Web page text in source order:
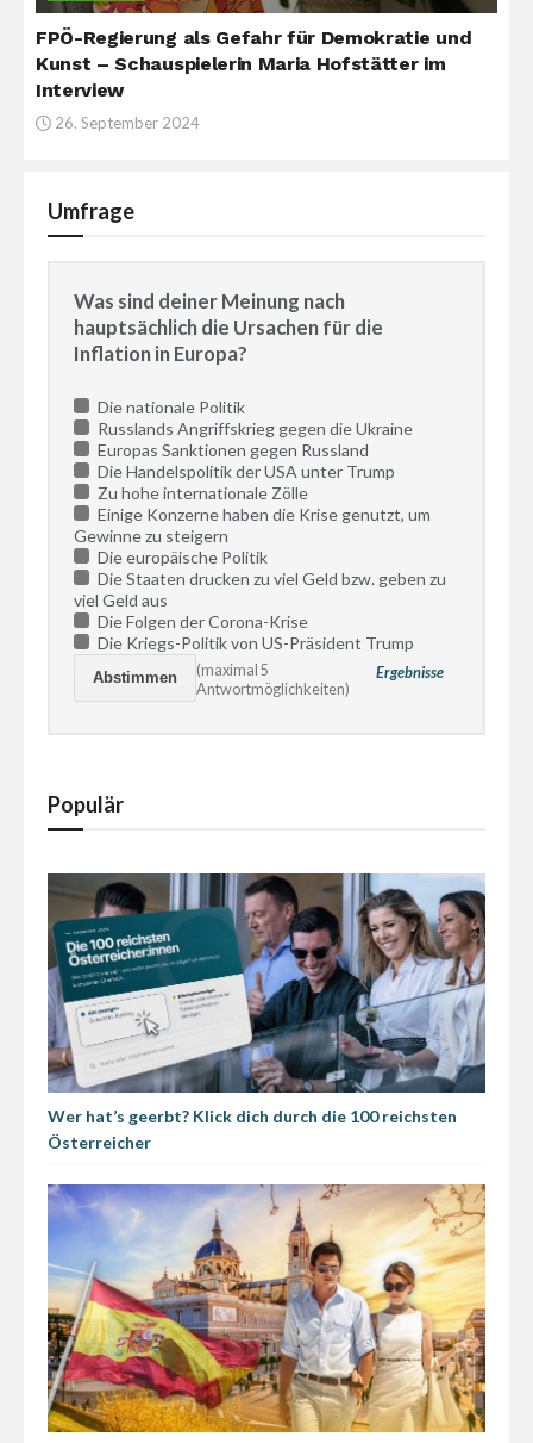
FPÖ-Regierung als Gefahr für Demokratie und
Kunst – Schauspielerin Maria Hofstätter im
Interview
26. September 2024
Umfrage
Was sind deiner Meinung nach
hauptsächlich die Ursachen für die
Inflation in Europa?
Die nationale Politik
Russlands Angriffskrieg gegen die Ukraine
Europas Sanktionen gegen Russland
Die Handelspolitik der USA unter Trump
Zu hohe internationale Zölle
Einige Konzerne haben die Krise genutzt, um
Gewinne zu steigern
Die europäische Politik
Die Staaten drucken zu viel Geld bzw. geben zu
viel Geld aus
Die Folgen der Corona-Krise
Die Kriegs-Politik von US-Präsident Trump
Ergebnisse
(maximal 5
Antwortmöglichkeiten)
Populär
Wer hat’s geerbt? Klick dich durch die 100 reichsten
Österreicher